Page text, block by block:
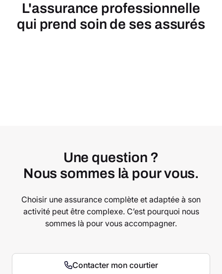
L'assurance professionnelle
qui prend soin de ses assurés
Une question ?
Nous sommes là pour vous.
Choisir une assurance complète et adaptée à son
activité peut être complexe. C’est pourquoi nous
sommes là pour vous accompagner.
Contacter mon courtier